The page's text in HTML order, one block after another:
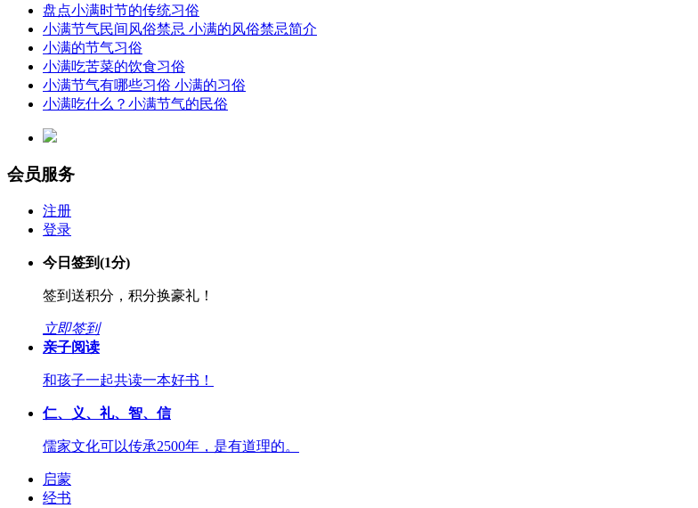
盘点小满时节的传统习俗
小满节气民间风俗禁忌 小满的风俗禁忌简介
小满的节气习俗
小满吃苦菜的饮食习俗
小满节气有哪些习俗 小满的习俗
小满吃什么？小满节气的民俗
会员服务
注册
登录
今日签到(1分)
签到送积分，积分换豪礼！
立即签到
亲子阅读
和孩子一起共读一本好书！
仁、义、礼、智、信
儒家文化可以传承2500年，是有道理的。
启蒙
经书